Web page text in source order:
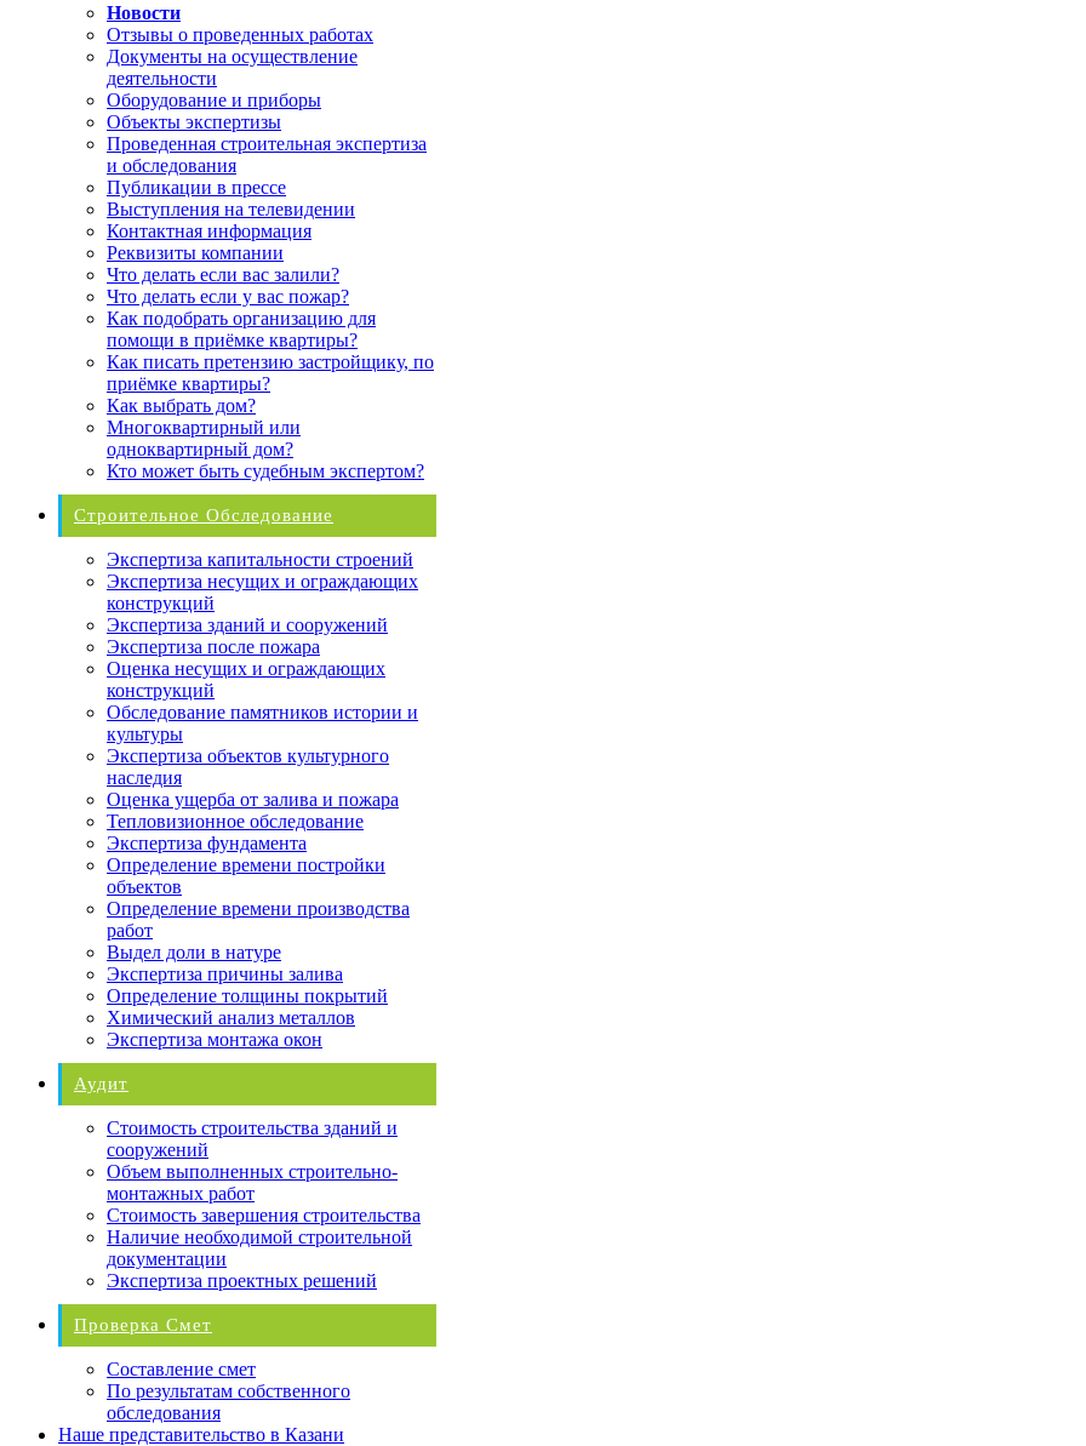
Новости
Отзывы о проведенных работах
Документы на осуществление
деятельности
Оборудование и приборы
Объекты экспертизы
Проведенная строительная экспертиза
и обследования
Публикации в прессе
Выступления на телевидении
Контактная информация
Реквизиты компании
Что делать если вас залили?
Что делать если у вас пожар?
Как подобрать организацию для
помощи в приёмке квартиры?
Как писать претензию застройщику, по
приёмке квартиры?
Как выбрать дом?
Многоквартирный или
одноквартирный дом?
Кто может быть судебным экспертом?
Строительное Обследование
Экспертиза капитальности строений
Экспертиза несущих и ограждающих
конструкций
Экспертиза зданий и сооружений
Экспертиза после пожара
Оценка несущих и ограждающих
конструкций
Обследование памятников истории и
культуры
Экспертиза объектов культурного
наследия
Оценка ущерба от залива и пожара
Тепловизионное обследование
Экспертиза фундамента
Определение времени постройки
объектов
Определение времени производства
работ
Выдел доли в натуре
Экспертиза причины залива
Определение толщины покрытий
Химический анализ металлов
Экспертиза монтажа окон
Аудит
Стоимость строительства зданий и
сооружений
Объем выполненных строительно-
монтажных работ
Стоимость завершения строительства
Наличие необходимой строительной
документации
Экспертиза проектных решений
Проверка Смет
Составление смет
По результатам собственного
обследования
Наше представительство в Казани